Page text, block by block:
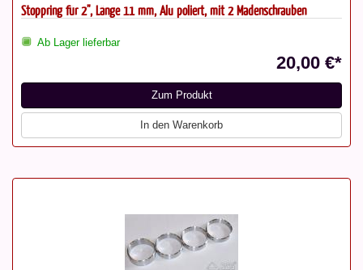
Stoppring für 2", Länge 11 mm, Alu poliert, mit 2 Madenschrauben
Ab Lager lieferbar
20,00 €*
Zum Produkt
In den Warenkorb